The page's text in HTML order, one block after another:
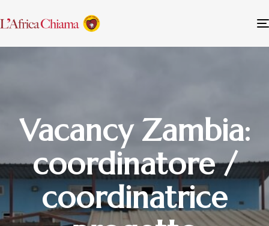
Vacancy Zambia:
coordinatore /
coordinatrice